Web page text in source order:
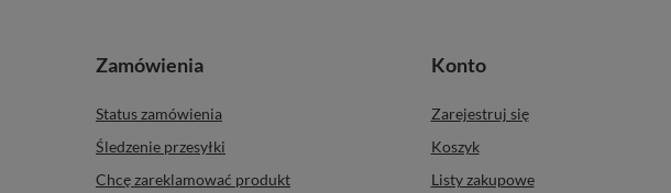
Zamówienia
Status zamówienia
Śledzenie przesyłki
Chcę zareklamować produkt
Konto
Zarejestruj się
Koszyk
Listy zakupowe